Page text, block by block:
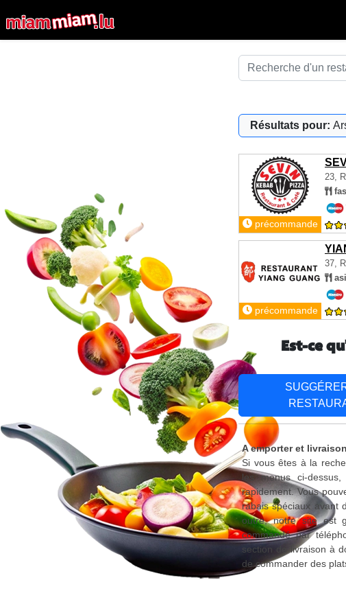
Résultats pour:
23,
précommande
37,
précommande
Est-ce
A emporter et
Si vous êtes à la
les menus ci-
rapidement. Vous
rabais spéciaux avant
outre, notre site est
commandé par
section de livraison à
de commander des